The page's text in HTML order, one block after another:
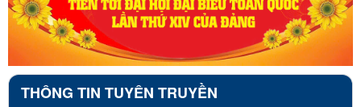
THÔNG TIN TUYÊN TRUYỀN